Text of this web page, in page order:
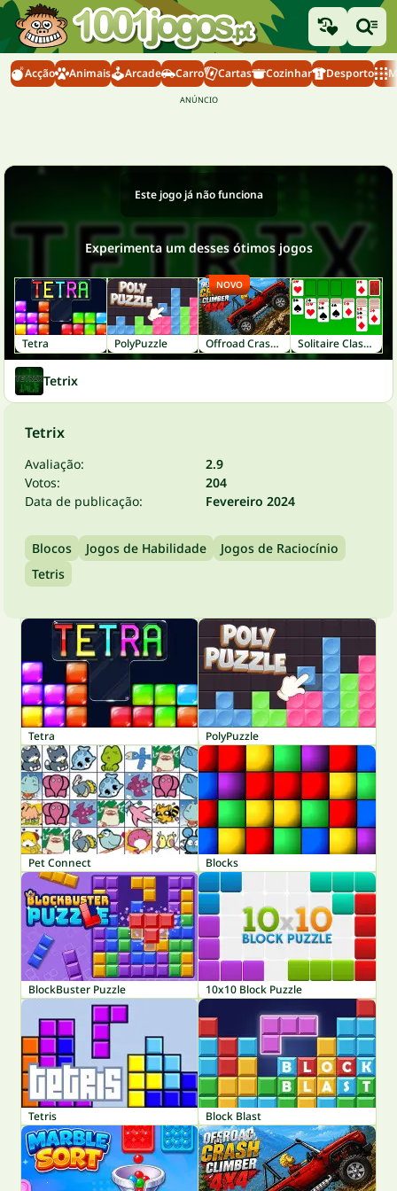
Acção Animais Arcade Carro Cartas Cozinhar Desporto
Este jogo já não funciona
Experimenta um desses ótimos jogos
Tetra PolyPuzzle Offroad Crash Climber 4X4
NOVO
Solitaire Classic
Tetrix
Tetrix
Avaliação:
2.9
Votos:
204
Data de publicação:
Fevereiro 2024
Blocos Jogos de Habilidade
Jogos de Raciocínio
Tetris
Tetra PolyPuzzle
Pet Connect Blocks
BlockBuster Puzzle 10x10 Block Puzzle
Tetris Block Blast